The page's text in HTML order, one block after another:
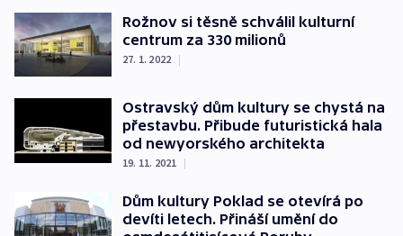
Rožnov si těsně schválil kulturní
centrum za 330 milionů
27. 1. 2022 |
Ostravský dům kultury se chystá na
přestavbu. Přibude futuristická hala
od newyorského architekta
19. 11. 2021 |
Dům kultury Poklad se otevírá po
devíti letech. Přináší umění do